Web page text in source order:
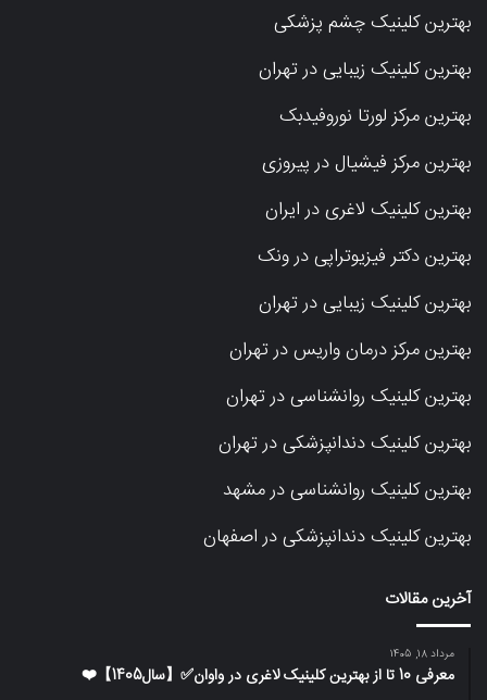
بهترین کلینیک چشم پزشکی
بهترین کلینیک زیبایی در تهران
بهترین مرکز لورتا نوروفیدبک
بهترین مرکز فیشیال در پیروزی
بهترین کلینیک لاغری در ایران
بهترین دکتر فیزیوتراپی در ونک
بهترین کلینیک زیبایی در تهران
بهترین مرکز درمان واریس در تهران
بهترین کلینیک روانشناسی در تهران
بهترین کلینیک دندانپزشکی در تهران
بهترین کلینیک روانشناسی در مشهد
بهترین کلینیک دندانپزشکی در اصفهان
آخرین مقالات
مرداد 18, 1405
معرفی 10 تا از بهترین کلینیک لاغری در واوان✅【سال1405】❤️